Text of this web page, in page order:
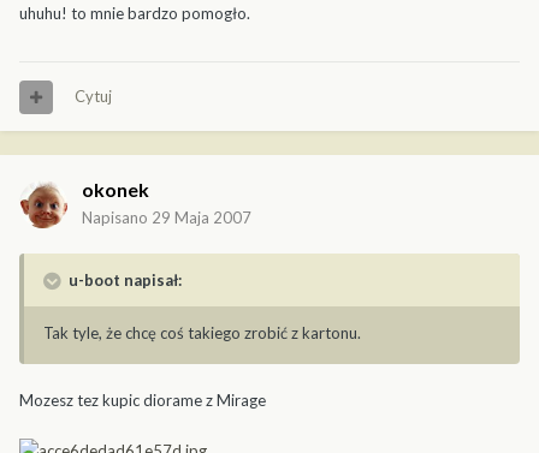
uhuhu! to mnie bardzo pomogło.
Cytuj
okonek
Napisano 29 Maja 2007
u-boot napisał:
Tak tyle, że chcę coś takiego zrobić z kartonu.
Mozesz tez kupic diorame z Mirage